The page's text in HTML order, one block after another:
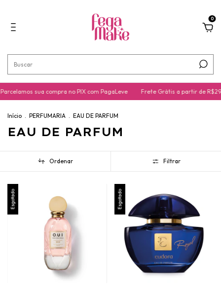
0
sua compra no PIX com PagaLeve Frete Grátis a partir de
Início . PERFUMARIA . EAU DE PARFUM
EAU DE PARFUM
Ordenar Filtrar
Esgotado Esgotado